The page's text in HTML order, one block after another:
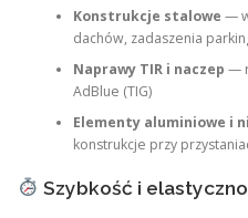
Konstrukcje stalowe —
dachów, zadaszenia
Naprawy TIR i naczep —
AdBlue (TIG)
Elementy aluminiowe i
konstrukcje przy
Szybkość i